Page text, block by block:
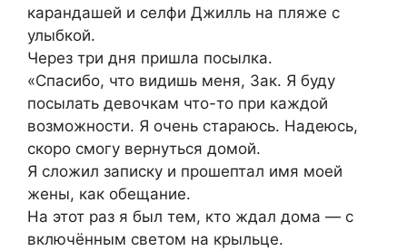
карандашей и селфи Джилль на пляже с
улыбкой.
Через три дня пришла посылка.
«Спасибо, что видишь меня, Зак. Я буду
посылать девочкам что-то при каждой
возможности. Я очень стараюсь. Надеюсь,
скоро смогу вернуться домой.
Я сложил записку и прошептал имя моей
жены, как обещание.
На этот раз я был тем, кто ждал дома — с
включённым светом на крыльце.